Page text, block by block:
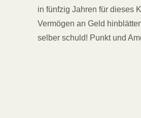
in fünfzig Jahren für dieses
Vermögen an Geld
selber schuld! Punkt und